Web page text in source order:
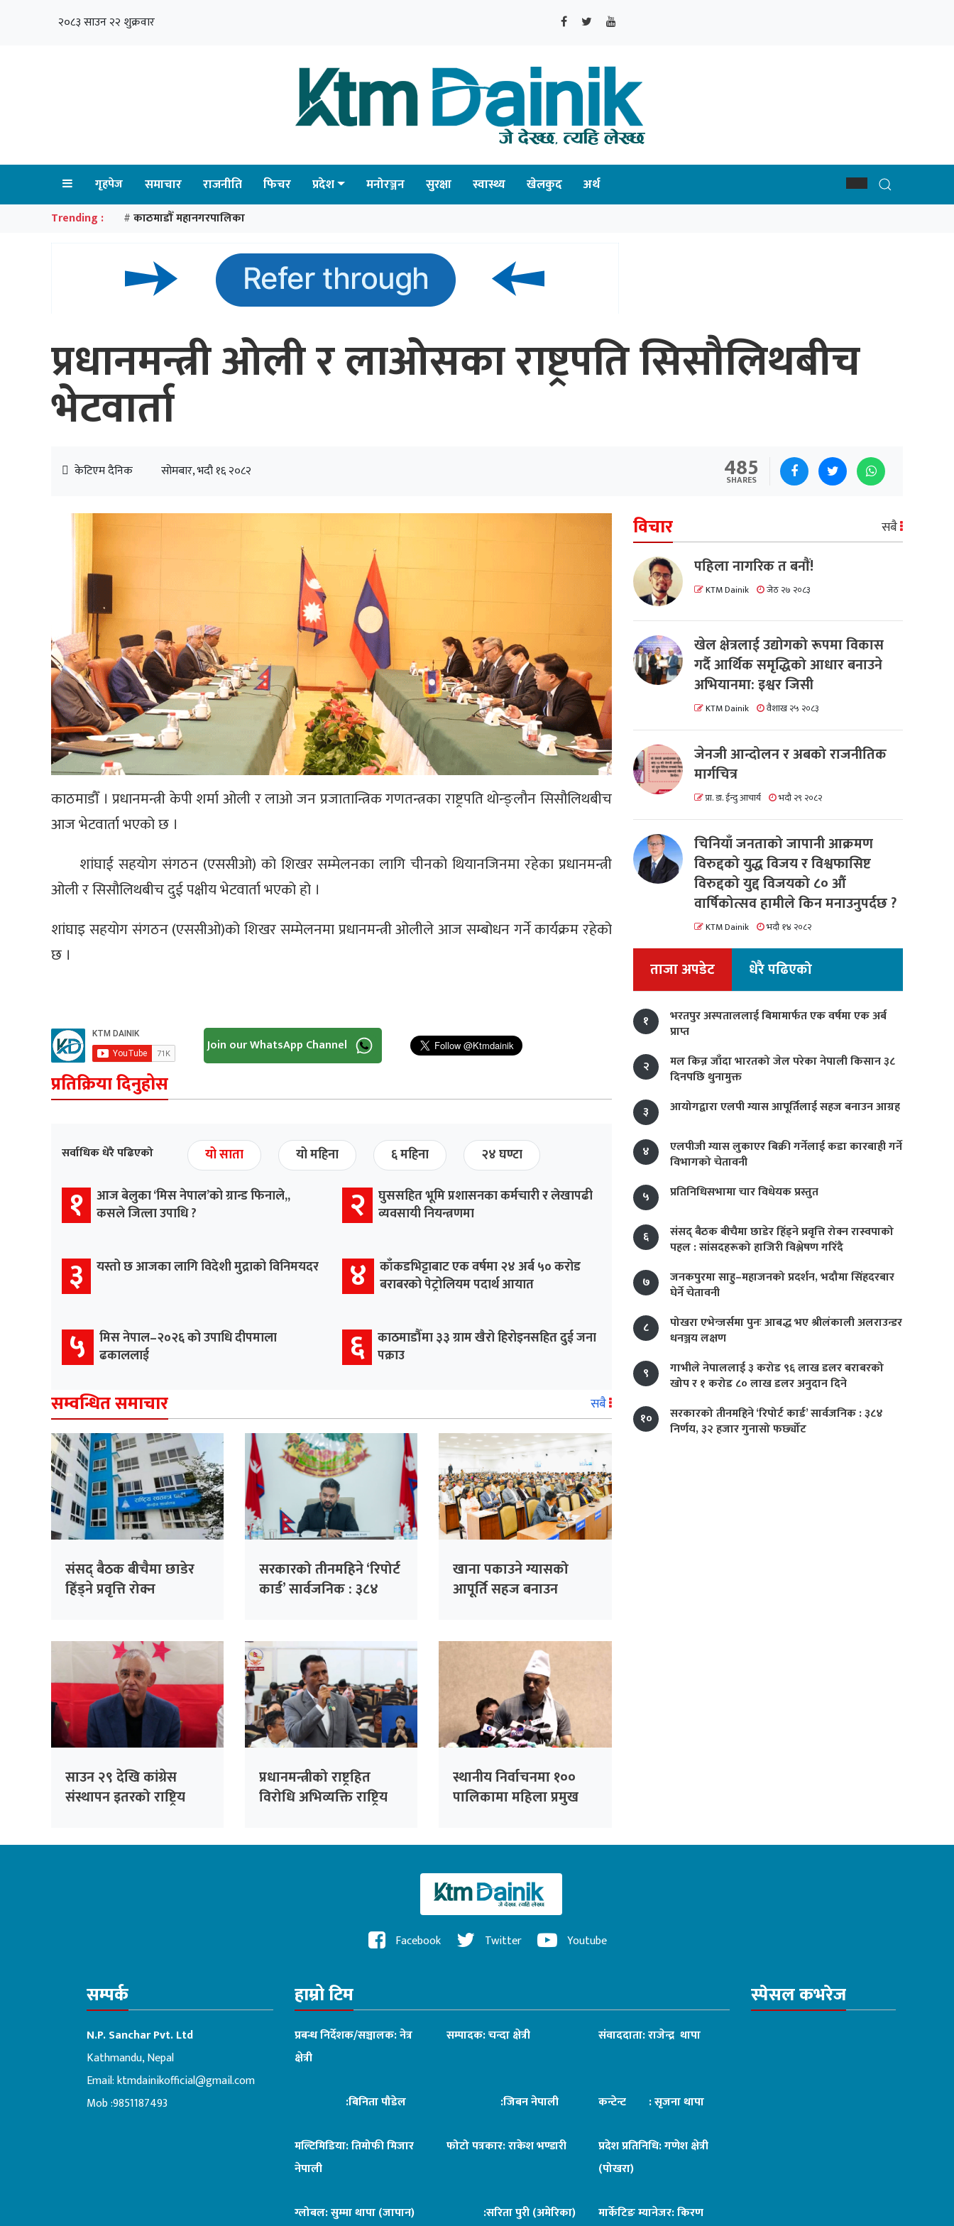
२०८३ साउन २२ शुक्रवार
गृहपेज समाचार राजनीति फिचर प्रदेश मनोरञ्जन सुरक्षा स्वास्थ्य खेलकुद अर्थ
Trending : # काठमाडौँ महानगरपालिका
प्रधानमन्त्री ओली र लाओसका राष्ट्रपति सिसौलिथबीच
भेटवार्ता
केटिएम दैनिक सोमबार, भदौ १६ २०८२ 485
SHARES
काठमाडौँ । प्रधानमन्त्री केपी शर्मा ओली र लाओ जन प्रजातान्त्रिक गणतन्त्रका राष्ट्रपति थोन्ङ्लौन सिसौलिथबीच
आज भेटवार्ता भएको छ ।
शांघाई सहयोग संगठन (एससीओ) को शिखर सम्मेलनका लागि चीनको थियानजिनमा रहेका प्रधानमन्त्री
ओली र सिसौलिथबीच दुई पक्षीय भेटवार्ता भएको हो ।
शांघाइ सहयोग संगठन (एससीओ)को शिखर सम्मेलनमा प्रधानमन्त्री ओलीले आज सम्बोधन गर्ने कार्यक्रम रहेको
छ ।
Join our WhatsApp Channel
प्रतिक्रिया दिनुहोस
सर्वाधिक धेरै पढिएको यो साता यो महिना ६ महिना २४ घण्टा
१
आज बेलुका ‘मिस नेपाल’को ग्रान्ड फिनाले,,
कसले जित्ला उपाधि ?
२
घुससहित भूमि प्रशासनका कर्मचारी र लेखापढी
व्यवसायी नियन्त्रणमा
३ यस्तो छ आजका लागि विदेशी मुद्राको विनिमयदर ४
काँकडभिट्टाबाट एक वर्षमा २४ अर्ब ५० करोड
बराबरको पेट्रोलियम पदार्थ आयात
५
मिस नेपाल–२०२६ को उपाधि दीपमाला
ढकाललाई
६ काठमाडौँमा ३३ ग्राम खैरो हिरोइनसहित दुई जना
पक्राउ
सम्वन्धित समाचार सबै
संसद् बैठक बीचैमा छाडेर
हिँड्ने प्रवृत्ति रोक्न
विश्लेषण गरिँदै
सरकारको तीनमहिने ‘रिपोर्ट
कार्ड’ सार्वजनिक : ३८४
खाना पकाउने ग्यासको
आपूर्ति सहज बनाउन
साउन २९ देखि कांग्रेस
संस्थापन इतरको राष्ट्रिय
प्रधानमन्त्रीको राष्ट्रहित
विरोधि अभिव्यक्ति राष्ट्रिय
स्थानीय निर्वाचनमा १००
पालिकामा महिला प्रमुख
विचार सबै
पहिला नागरिक त बनाैं!
KTM Dainik जेठ २७ २०८३
खेल क्षेत्रलाई उद्योगको रूपमा विकास
गर्दै आर्थिक समृद्धिको आधार बनाउने
अभियानमा: इश्वर जिसी
KTM Dainik वैशाख २५ २०८३
जेनजी आन्दोलन र अबको राजनीतिक
मार्गचित्र
प्रा. डा. ईन्दु आचार्य भदौ २९ २०८२
चिनियाँ जनताको जापानी आक्रमण
विरुद्दको युद्ध विजय र विश्वफासिष्ट
विरुद्दको युद्द विजयको ८० औं
वार्षिकोत्सव हामीले किन मनाउनुपर्दछ ?
KTM Dainik भदौ १४ २०८२
ताजा अपडेट धेरै पढिएको
१
भरतपुर अस्पताललाई बिमामार्फत एक वर्षमा एक अर्ब
प्राप्त
२
मल किन्न जाँदा भारतको जेल परेका नेपाली किसान ३८
दिनपछि थुनामुक्त
३
आयोगद्वारा एलपी ग्यास आपूर्तिलाई सहज बनाउन आग्रह
४
एलपीजी ग्यास लुकाएर बिक्री गर्नेलाई कडा कारबाही गर्ने
विभागको चेतावनी
५
प्रतिनिधिसभामा चार विधेयक प्रस्तुत
६
संसद् बैठक बीचैमा छाडेर हिँड्ने प्रवृत्ति रोक्न रास्वपाको
पहल : सांसदहरूको हाजिरी विश्लेषण गरिँदै
७
जनकपुरमा साहु–महाजनको प्रदर्शन, भदौमा सिंहदरबार
घेर्ने चेतावनी
८
पोखरा एभेन्जर्समा पुनः आबद्ध भए श्रीलंकाली अलराउन्डर
धनञ्जय लक्षण
९
गाभीले नेपाललाई ३ करोड ९६ लाख डलर बराबरको
खोप र १ करोड ८० लाख डलर अनुदान दिने
१०
सरकारको तीनमहिने ‘रिपोर्ट कार्ड’ सार्वजनिक : ३८४
निर्णय, ३२ हजार गुनासो फर्छ्योट
Facebook Twitter Youtube
सम्पर्क
N.P. Sanchar Pvt. Ltd
Kathmandu, Nepal
Email:ktmdainikofficial@gmail.com
Mob :9851187493
हाम्रो टिम
प्रबन्ध निर्देशक/सञ्चालक: नेत्र
क्षेत्री
सम्पादक: चन्दा क्षेत्री संवाददाता: राजेन्द्र थापा
:बिनिता पौडेल :जिबन नेपाली कन्टेन्ट : सृजना थापा
मल्टिमिडिया: तिमोफी मिजार
नेपाली
फोटो पत्रकार: राकेश भण्डारी
प्रदेश प्रतिनिधि: गणेश क्षेत्री
(पोखरा)
ग्लोबल: सुम्मा थापा (जापान) :सरिता पुरी (अमेरिका) मार्केटिङ म्यानेजर: किरण
स्पेसल कभरेज